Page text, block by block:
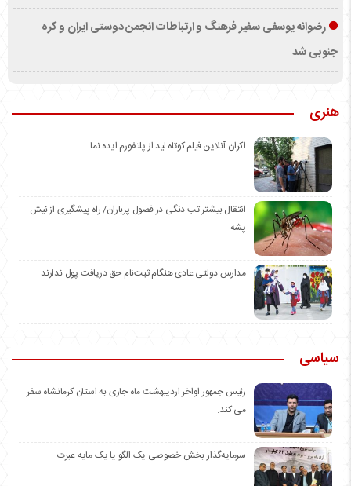
رضوانه یوسفی سفیر فرهنگ و ارتباطات انجمن دوستی ایران و کره
جنوبی شد
هنری
اکران آنلاین فیلم کوتاه لید از پلتفورم ایده نما
انتقال بیشتر تب دنگی در فصول پرباران/ راه پیشگیری از نیش
پشه
مدارس دولتی عادی هنگام ثبت‌نام حق دریافت پول ندارند
سیاسی
رئیس جمهور اواخر اردیبهشت ماه جاری به استان کرمانشاه سفر
می کند.
سرمایه‌گذار بخش خصوصی یک الگو یا یک مایه عبرت